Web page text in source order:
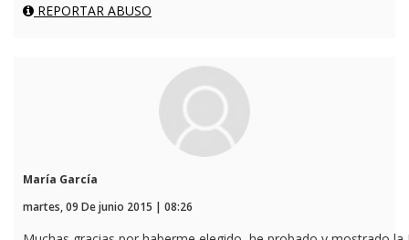
REPORTAR ABUSO
María García
martes, 09 De junio 2015 | 08:26